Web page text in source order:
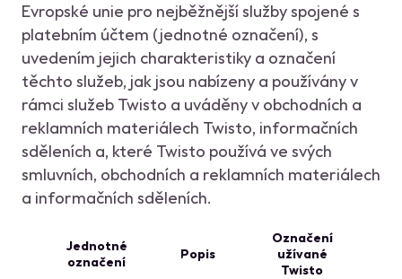
Evropské unie pro nejběžnější služby spojené s
platebním účtem (jednotné označení), s
uvedením jejich charakteristiky a označení
těchto služeb, jak jsou nabízeny a používány v
rámci služeb Twisto a uváděny v obchodních a
reklamních materiálech Twisto, informačních
sděleních a, které Twisto používá ve svých
smluvních, obchodních a reklamních materiálech
a informačních sděleních.
Jednotné
označení
Popis
Označení
užívané
Twisto